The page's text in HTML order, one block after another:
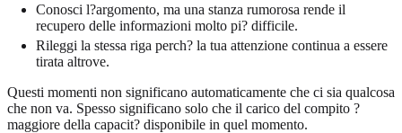
Conosci l?argomento, ma una stanza rumorosa rende il
recupero delle informazioni molto pi? difficile.
Rileggi la stessa riga perch? la tua attenzione continua a essere
tirata altrove.
Questi momenti non significano automaticamente che ci sia qualcosa
che non va. Spesso significano solo che il carico del compito ?
maggiore della capacit? disponibile in quel momento.